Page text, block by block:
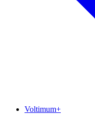
Voltimum+